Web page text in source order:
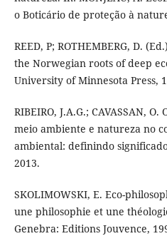
o Boticário de proteção à
REED, P; ROTHEMBERG, D.
the Norwegian roots of deep
University of Minnesota Press,
RIBEIRO, J.A.G.; CAVASSAN,
meio ambiente e natureza no
ambiental: definindo
2013.
SKOLIMOWSKI, E. Eco-
une philosophie et une
Genebra: Editions Jouvence,